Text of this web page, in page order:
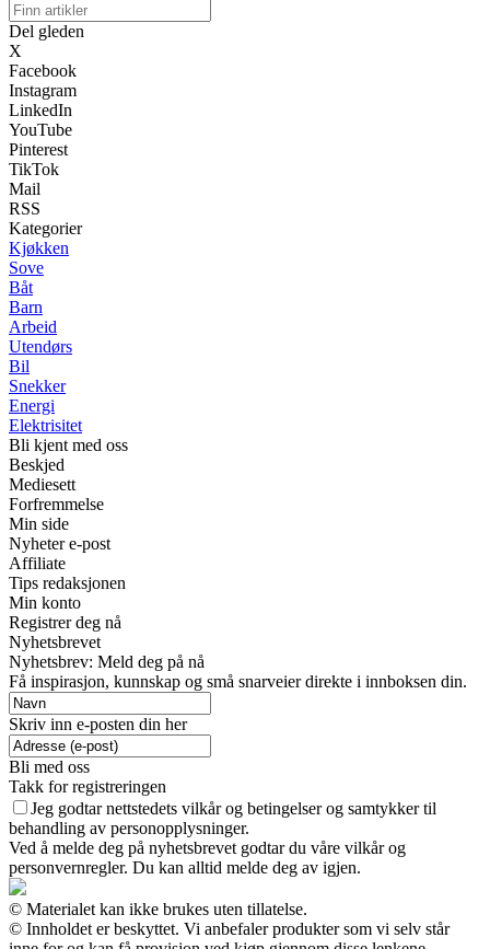
Del gleden
X
Facebook
Instagram
LinkedIn
YouTube
Pinterest
TikTok
Mail
RSS
Kategorier
Kjøkken
Sove
Båt
Barn
Arbeid
Utendørs
Bil
Snekker
Energi
Elektrisitet
Bli kjent med oss
Beskjed
Mediesett
Forfremmelse
Min side
Nyheter e-post
Affiliate
Tips redaksjonen
Min konto
Registrer deg nå
Nyhetsbrevet
Nyhetsbrev: Meld deg på nå
Få inspirasjon, kunnskap og små snarveier direkte i innboksen din.
Skriv inn e-posten din her
Bli med oss
Takk for registreringen
Jeg godtar nettstedets vilkår og betingelser og samtykker til
behandling av personopplysninger.
Ved å melde deg på nyhetsbrevet godtar du våre vilkår og
personvernregler. Du kan alltid melde deg av igjen.
© Materialet kan ikke brukes uten tillatelse.
© Innholdet er beskyttet. Vi anbefaler produkter som vi selv står